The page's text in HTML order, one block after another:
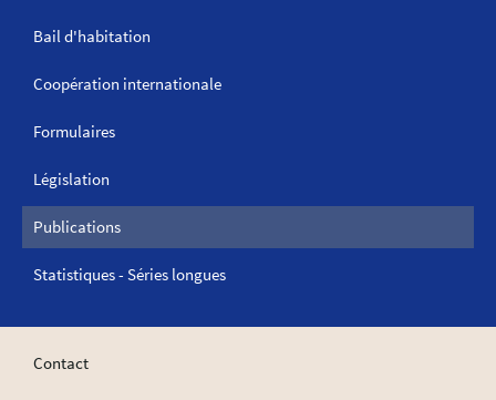
Bail d'habitation
Coopération internationale
Formulaires
Législation
Publications
Statistiques - Séries longues
Contact